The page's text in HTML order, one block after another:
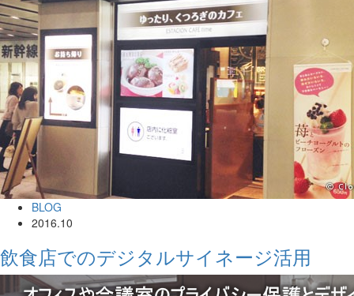
BLOG
2016.10
飲食店でのデジタルサイネージ活用